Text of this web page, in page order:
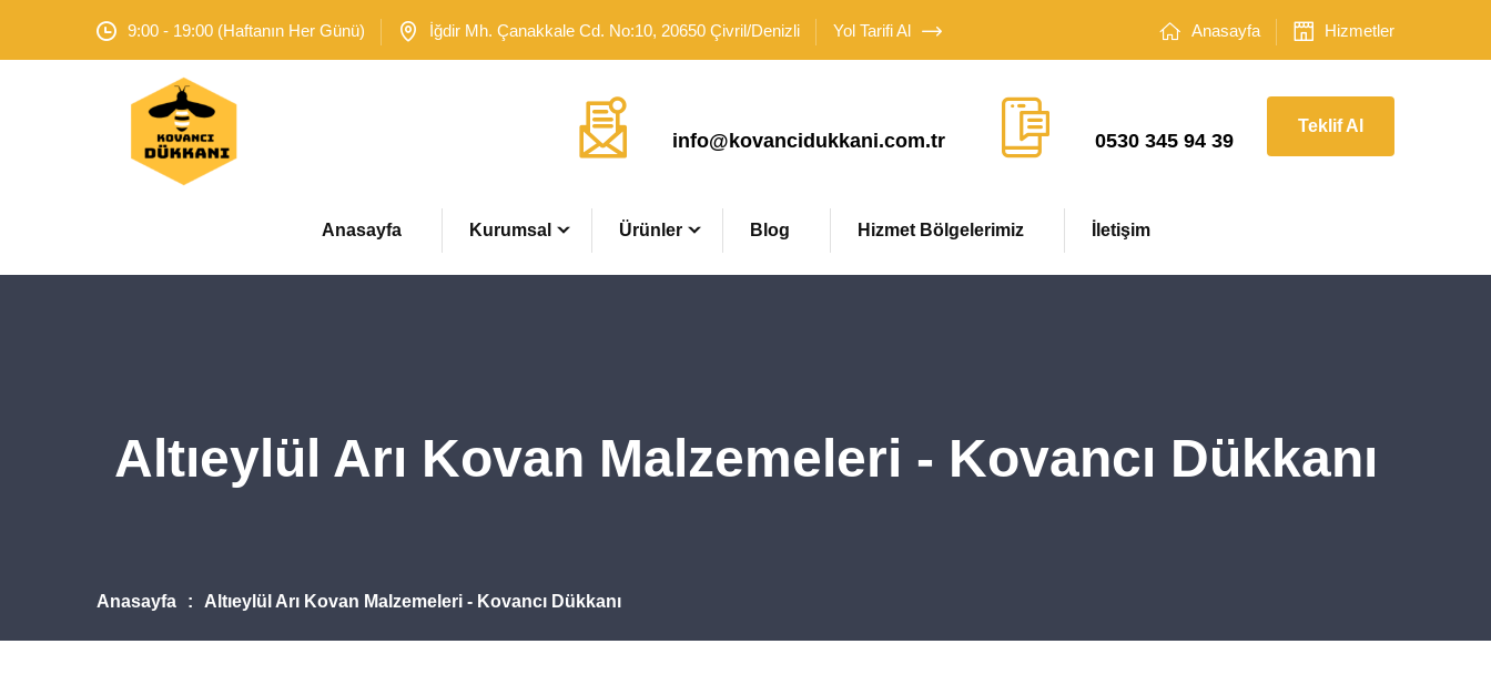
9:00 - 19:00 (Haftanın Her Günü) İğdir Mh. Çanakkale Cd. No:10, 20650 Çivril/Denizli Yol Tarifi Al Anasayfa Hizmetler
info@kovancidukkani.com.tr 0530 345 94 39
Teklif Al
Anasayfa Kurumsal Ürünler Blog Hizmet Bölgelerimiz İletişim
Altıeylül Arı Kovan Malzemeleri - Kovancı Dükkanı
Anasayfa Altıeylül Arı Kovan Malzemeleri - Kovancı Dükkanı